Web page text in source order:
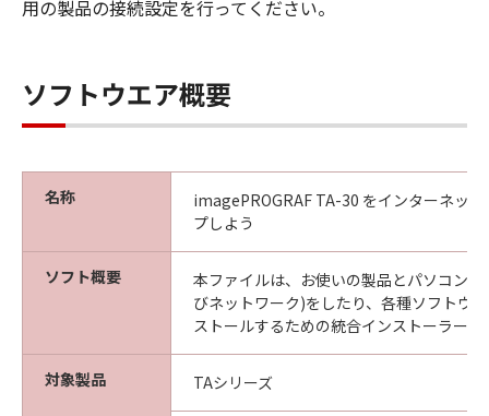
ンまたはキヤノンのライセンサーに帰属し
保証
「許諾ソフトウエア」が、CD-ROM等の記
憶媒体に格納されて提供されている場合、
ア」を購入した日から90日の間、「許諾ソ
フトウエア」が格納されている記憶媒体
（以下「メディア」と言います）に物理的
な欠陥がないことを保証します。当該保証
期間中に「メディア」に物理的な欠陥が発
見された場合には、キヤノンは、「メディ
ア」を交換いたします。
保証の否認・免責
用の製品の接続設定を行ってください。
ソフトウエア概要
名称
imagePROGRAF TA-30 をインターネッ
プしよう
ソフト概要
本ファイルは、お使いの製品とパソコン
びネットワーク)をしたり、各種ソフトウ
ストールするための統合インストーラーで
対象製品 TAシリーズ